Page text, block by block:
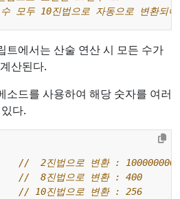
트에서는 산술 연산 시 모든 수가
산된다.
드를 사용하여 해당 숫자를 여러
다.